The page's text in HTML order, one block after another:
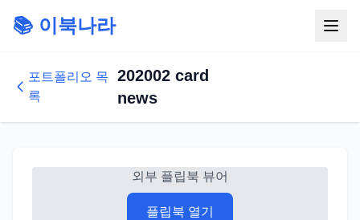
📚 이북나라
포트폴리오 목
록
202002 card
news
외부 플립북 뷰어
플립북 열기